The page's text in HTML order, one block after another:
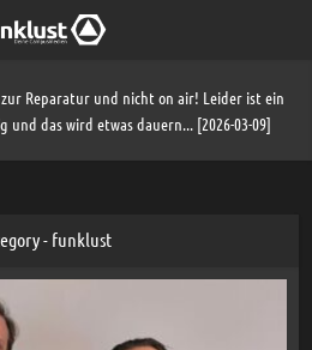
Reparatur und nicht on air! Leider ist ein
und das wird etwas dauern... [2026-03-09]
- funklust